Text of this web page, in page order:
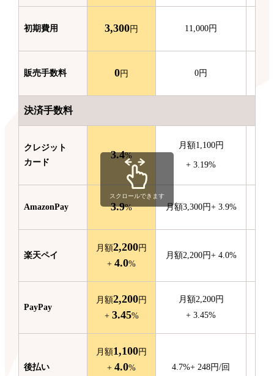
初期費用 3,300円 11,000円
販売手数料 0円 0円
決済手数料
クレジット
カード
3.4%
月額1,100円
+3.19%
AmazonPay 3.9% 月額3,300円+ 3.9%
楽天ペイ
月額2,200円
+4.0%
月額2,200円+ 4.0%
PayPay
月額2,200円
+ 3.45%
月額2,200円
+3.45%
後払い
月額1,100円
+4.0%
4.7%+248円/回
スクロールできます